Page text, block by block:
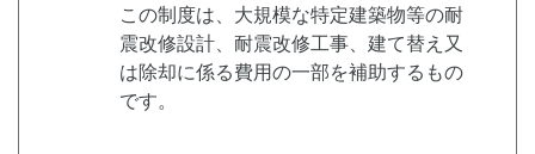
この制度は、大規模な特定建築物等の耐
震改修設計、耐震改修工事、建て替え又
は除却に係る費用の一部を補助するもの
です。